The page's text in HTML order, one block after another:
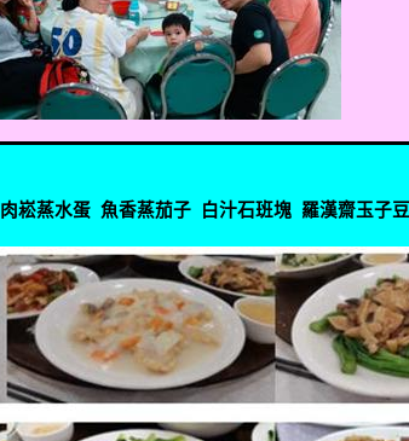
肉崧蒸水蛋 魚香蒸茄子 白汁石班塊 羅漢齋玉子